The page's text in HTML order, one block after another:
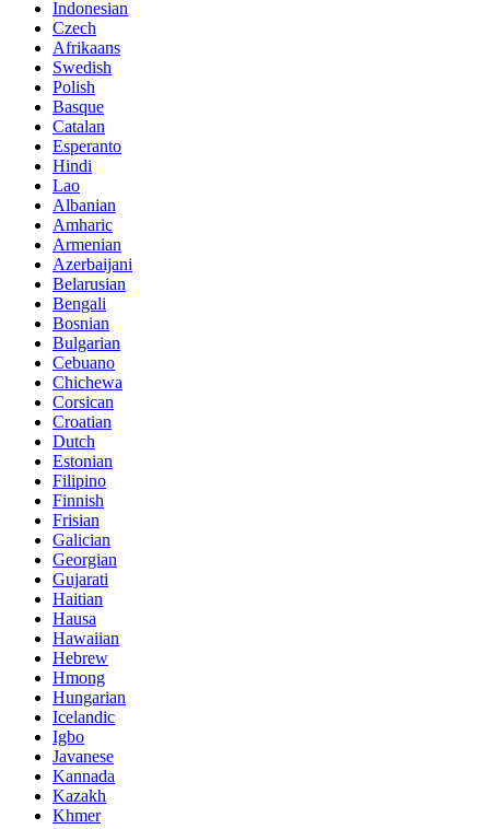
Indonesian
Czech
Afrikaans
Swedish
Polish
Basque
Catalan
Esperanto
Hindi
Lao
Albanian
Amharic
Armenian
Azerbaijani
Belarusian
Bengali
Bosnian
Bulgarian
Cebuano
Chichewa
Corsican
Croatian
Dutch
Estonian
Filipino
Finnish
Frisian
Galician
Georgian
Gujarati
Haitian
Hausa
Hawaiian
Hebrew
Hmong
Hungarian
Icelandic
Igbo
Javanese
Kannada
Kazakh
Khmer